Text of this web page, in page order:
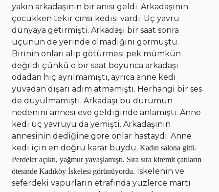
yakın arkadaşının bir anısı geldi. Arkadaşının
çocukken tekir cinsi kedisi vardı. Üç yavru
dünyaya getirmişti. Arkadaşı bir saat sonra
üçünün de yerinde olmadığını görmüştü.
Birinin onları alıp götürmesi pek mümkün
değildi çünkü o bir saat boyunca arkadaşı
odadan hiç ayrılmamıştı, ayrıca anne kedi
yuvadan dışarı adım atmamıştı. Herhangi bir ses
de duyulmamıştı. Arkadaşı bu durumun
nedenini annesi eve geldiğinde anlamıştı. Anne
kedi üç yavruyu da yemişti. Arkadaşının
annesinin dediğine göre onlar hastaydı. Anne
kedi için en doğru karar buydu. Kadın salona gitti.
Perdeler açıktı, yağmur yavaşlamıştı. Sıra sıra kiremit çatıların
ötesinde Kadıköy İskelesi görünüyordu. İskelenin ve
seferdeki vapurların etrafında yüzlerce martı